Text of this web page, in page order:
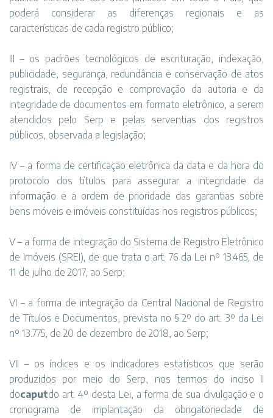
poderá considerar as diferenças regionais e as
características de cada registro público;
III – os padrões tecnológicos de escrituração, indexação,
publicidade, segurança, redundância e conservação de atos
registrais, de recepção e comprovação da autoria e da
integridade de documentos em formato eletrônico, a serem
atendidos pelo Serp e pelas serventias dos registros
públicos, observada a legislação;
IV – a forma de certificação eletrônica da data e da hora do
protocolo dos títulos para assegurar a integridade da
informação e a ordem de prioridade das garantias sobre
bens móveis e imóveis constituídas nos registros públicos;
V – a forma de integração do Sistema de Registro Eletrônico
de Imóveis (SREI), de que trata o art. 76 da Lei nº 13.465, de
11 de julho de 2017, ao Serp;
VI – a forma de integração da Central Nacional de Registro
de Títulos e Documentos, prevista no § 2º do art. 3º da Lei
nº 13.775, de 20 de dezembro de 2018, ao Serp;
VII – os índices e os indicadores estatísticos que serão
produzidos por meio do Serp, nos termos do inciso II
docaputdo art. 4º desta Lei, a forma de sua divulgação e o
cronograma de implantação da obrigatoriedade de